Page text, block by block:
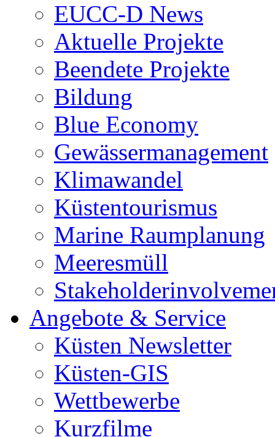
EUCC-D News
Aktuelle Projekte
Beendete Projekte
Bildung
Blue Economy
Gewässermanagement
Klimawandel
Küstentourismus
Marine Raumplanung
Meeresmüll
Angebote & Service
Küsten Newsletter
Küsten-GIS
Wettbewerbe
Kurzfilme